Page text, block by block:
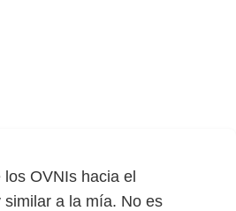
los OVNIs hacia el
similar a la mía. No es